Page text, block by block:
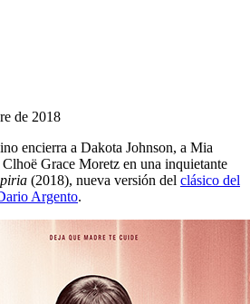
de 2018
encierra a Dakota Johnson, a Mia
Grace Moretz en una inquietante
(2018), nueva versión del clásico del
Argento.